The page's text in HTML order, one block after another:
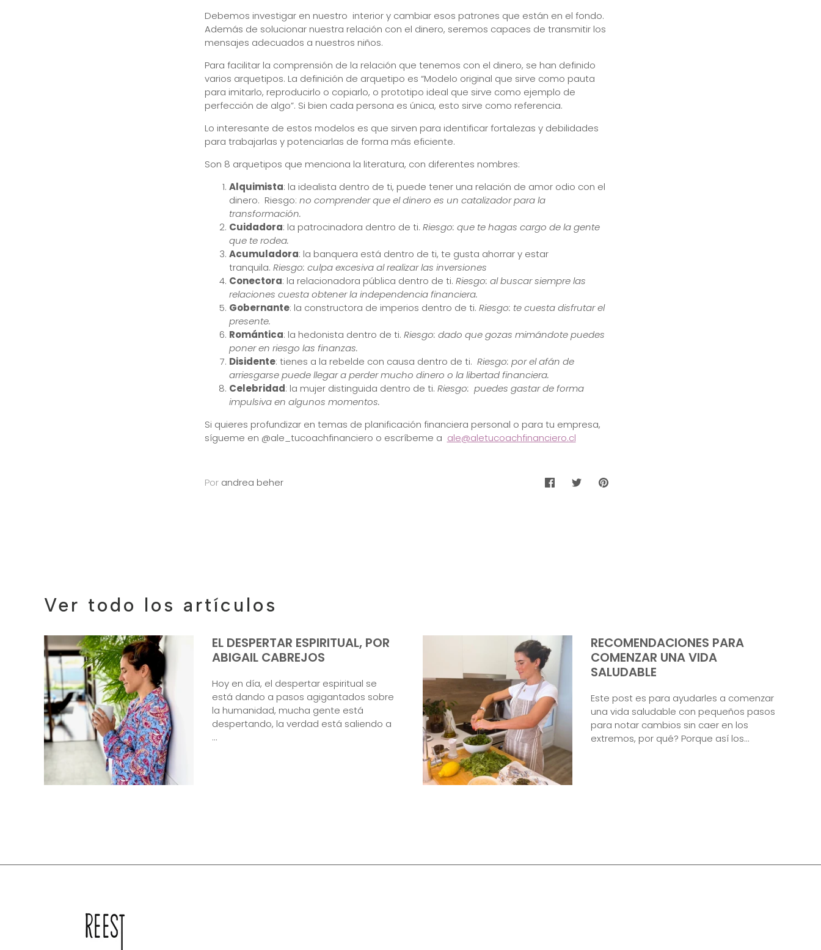
Debemos investigar en nuestro interior y cambiar esos patrones que están en el fondo.
Además de solucionar nuestra relación con el dinero, seremos capaces de transmitir los
mensajes adecuados a nuestros niños.
Para facilitar la comprensión de la relación que tenemos con el dinero, se han definido
varios arquetipos. La definición de arquetipo es “Modelo original que sirve como pauta
para imitarlo, reproducirlo o copiarlo, o prototipo ideal que sirve como ejemplo de
perfección de algo”. Si bien cada persona es única, esto sirve como referencia.
Lo interesante de estos modelos es que sirven para identificar fortalezas y debilidades
para trabajarlas y potenciarlas de forma más eficiente.
Son 8 arquetipos que menciona la literatura, con diferentes nombres:
Alquimista: la idealista dentro de ti, puede tener una relación de amor odio con el
dinero. Riesgo: no comprender que el dinero es un catalizador para la
transformación.
Cuidadora: la patrocinadora dentro de ti. Riesgo: que te hagas cargo de la gente
que te rodea.
Acumuladora: la banquera está dentro de ti, te gusta ahorrar y estar
tranquila. Riesgo: culpa excesiva al realizar las inversiones
Conectora: la relacionadora pública dentro de ti. Riesgo: al buscar siempre las
relaciones cuesta obtener la independencia financiera.
Gobernante: la constructora de imperios dentro de ti. Riesgo: te cuesta disfrutar el
presente.
Romántica: la hedonista dentro de ti. Riesgo: dado que gozas mimándote puedes
poner en riesgo las finanzas.
Disidente: tienes a la rebelde con causa dentro de ti. Riesgo: por el afán de
arriesgarse puede llegar a perder mucho dinero o la libertad financiera.
Celebridad: la mujer distinguida dentro de ti. Riesgo: puedes gastar de forma
impulsiva en algunos momentos.
Si quieres profundizar en temas de planificación financiera personal o para tu empresa,
sígueme en @ale_tucoachfinanciero o escríbeme a ale@aletucoachfinanciero.cl
Porandrea beher CompartirTuitearHacer
Ver todo los artículos
EL DESPERTAR ESPIRITUAL, POR
ABIGAIL CABREJOS
Hoy en día, el despertar espiritual se
está dando a pasos agigantados sobre
la humanidad, mucha gente está
despertando, la verdad está saliendo a
...
RECOMENDACIONES PARA
COMENZAR UNA VIDA
SALUDABLE
Este post es para ayudarles a comenzar
una vida saludable con pequeños pasos
para notar cambios sin caer en los
extremos, por qué? Porque así los...